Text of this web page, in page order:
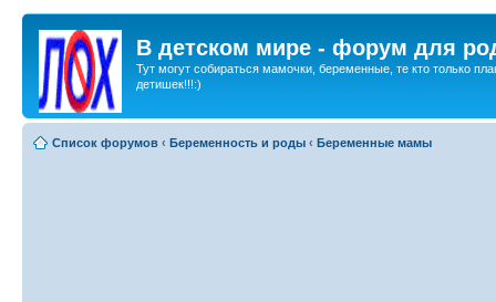
В детском мире - форум для
Тут могут собираться мамочки, беременные, те кто только
детишек!!!:)
Список форумов ‹ Беременность и роды ‹ Беременные мамы